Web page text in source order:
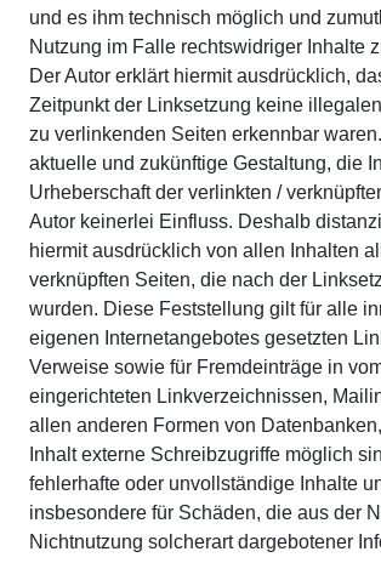
und es ihm technisch möglich und
Nutzung im Falle rechtswidriger Inhalte
Der Autor erklärt hiermit ausdrücklich,
Zeitpunkt der Linksetzung keine
zu verlinkenden Seiten erkennbar
aktuelle und zukünftige Gestaltung, die
Urheberschaft der verlinkten /
Autor keinerlei Einfluss. Deshalb
hiermit ausdrücklich von allen Inhalten
verknüpften Seiten, die nach der
wurden. Diese Feststellung gilt für alle
eigenen Internetangebotes gesetzten
Verweise sowie für Fremdeinträge in
eingerichteten Linkverzeichnissen,
allen anderen Formen von
Inhalt externe Schreibzugriffe möglich
fehlerhafte oder unvollständige Inhalte
insbesondere für Schäden, die aus der
Nichtnutzung solcherart dargebotener